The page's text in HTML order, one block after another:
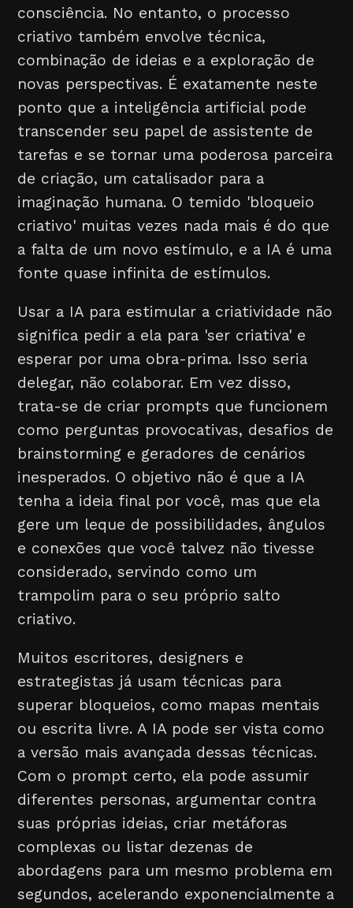
consciência. No entanto, o processo
criativo também envolve técnica,
combinação de ideias e a exploração de
novas perspectivas. É exatamente neste
ponto que a inteligência artificial pode
transcender seu papel de assistente de
tarefas e se tornar uma poderosa parceira
de criação, um catalisador para a
imaginação humana. O temido 'bloqueio
criativo' muitas vezes nada mais é do que
a falta de um novo estímulo, e a IA é uma
fonte quase infinita de estímulos.
Usar a IA para estimular a criatividade não
significa pedir a ela para 'ser criativa' e
esperar por uma obra-prima. Isso seria
delegar, não colaborar. Em vez disso,
trata-se de criar prompts que funcionem
como perguntas provocativas, desafios de
brainstorming e geradores de cenários
inesperados. O objetivo não é que a IA
tenha a ideia final por você, mas que ela
gere um leque de possibilidades, ângulos
e conexões que você talvez não tivesse
considerado, servindo como um
trampolim para o seu próprio salto
criativo.
Muitos escritores, designers e
estrategistas já usam técnicas para
superar bloqueios, como mapas mentais
ou escrita livre. A IA pode ser vista como
a versão mais avançada dessas técnicas.
Com o prompt certo, ela pode assumir
diferentes personas, argumentar contra
suas próprias ideias, criar metáforas
complexas ou listar dezenas de
abordagens para um mesmo problema em
segundos, acelerando exponencialmente a